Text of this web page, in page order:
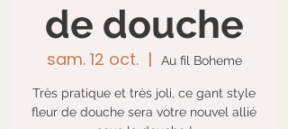
de douche
sam. 12 oct.
  |
Au fil Boheme
Très pratique et très joli, ce gant style
fleur de douche sera votre nouvel allié